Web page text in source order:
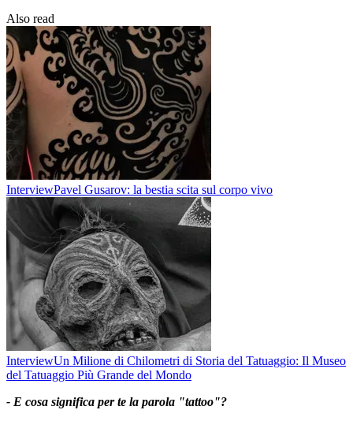
Also read
InterviewPavel Gusarov: la bestia scita sul corpo vivo
InterviewUn Milione di Chilometri di Storia del Tatuaggio: Il Museo
del Tatuaggio Più Grande del Mondo
- E cosa significa per te la parola "tattoo"?